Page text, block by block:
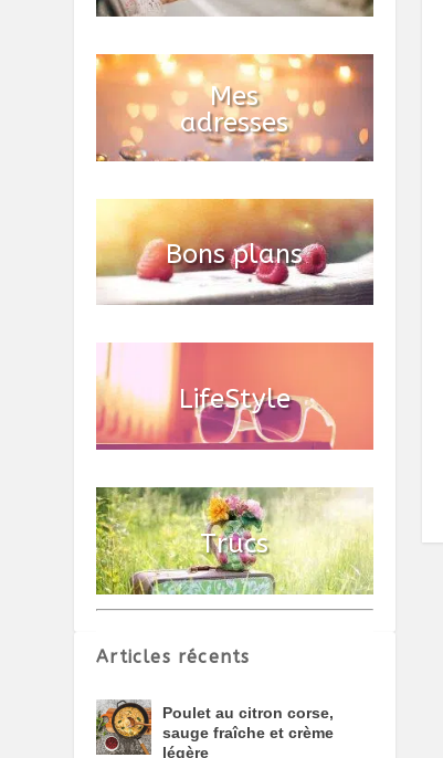
Articles récents
Poulet au citron corse,
sauge fraîche et crème
légère